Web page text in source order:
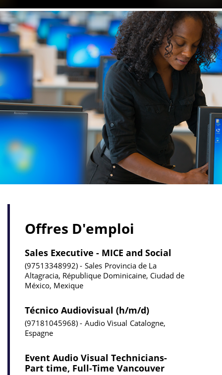
Offres D'emploi
Sales Executive - MICE and Social
97513348992 Sales Provincia de La
Altagracia, République Dominicaine, Ciudad de
México, Mexique
Técnico Audiovisual (h/m/d)
97181045968 Audio Visual Catalogne,
Espagne
Event Audio Visual Technicians-
Part time, Full-Time Vancouver